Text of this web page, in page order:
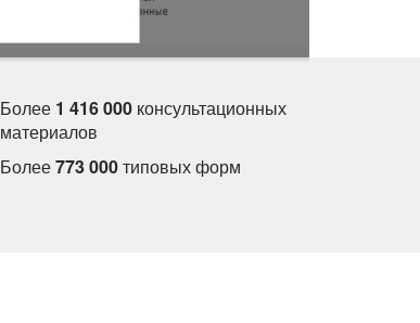
Более 1 416 000 консультационных
материало
Более773 000типовых форм